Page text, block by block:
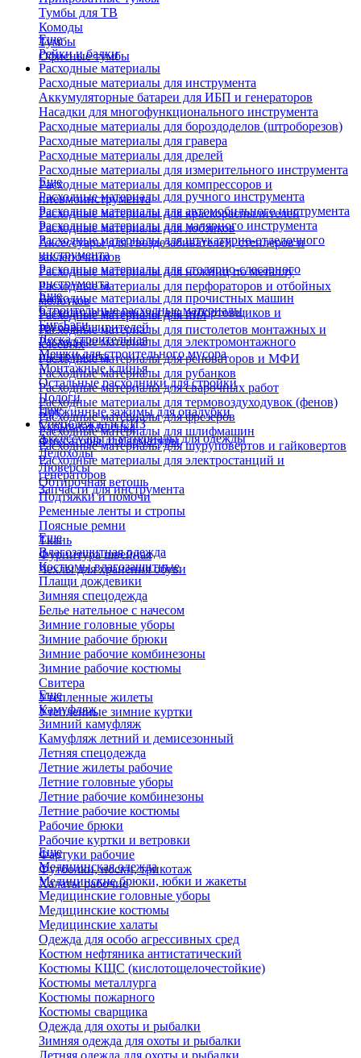
Тумбы для ТВ
Комоды
Тумбы
Офисные тумбы
Еще
Рейки и балки
Расходные материалы
Расходные материалы для инструмента
Аккумуляторные батареи для ИБП и генераторов
Насадки для многофункционального инструмента
Расходные материалы для бороздоделов (штроборезов)
Расходные материалы для гравера
Расходные материалы для дрелей
Расходные материалы для измерительного инструмента
Расходные материалы для компрессоров и
пневмоинструмента
Расходные материалы для краскораспылителей
Расходные материалы для лобзиков
Аксессуары для гвоздезабивателей, степлеров и
заклепочников
Расходные материалы для ножниц по металлу
Расходные материалы для перфораторов и отбойных
молотков
Расходные материалы для пил
Расходные материалы для пистолетов монтажных и
клеевых
Расходные материалы для реноваторов и МФИ
Расходные материалы для рубанков
Расходные материалы для сварочных работ
Расходные материалы для термовоздуходувок (фенов)
Расходные материалы для фрезеров
Расходные материалы для шлифмашин
Расходные материалы для шуруповертов и гайковертов
Расходные материалы для электростанций и
генераторов
Запчасти для инструмента
Еще
Расходные материалы для ручного инструмента
Расходные материалы для автомобильного инструмента
Расходные материалы для малярного инструмента
Расходные материалы для штукатурно-отделочного
инструмента
Расходные материалы для столярно-слесарного
инструмента
Расходные материалы для прочистных машин
Расходные материалы для отбортовщиков и
труборасширителей
Расходные материалы для электромонтажного
инструмента
Еще
Строительные расходные материалы
Биг-Бэги
Леска строительная
Мешки для строительного мусора
Монтажные клинья
Остальные расходники для стройки
Пологи
Пружинные зажимы для опалубки
Укрывная пленка
Фиксаторы для арматуры
Еще
Спецодежда и СИЗ
Аксессуары и материалы для одежды
Ледоходы
Люверсы
Обтирочная ветошь
Подтяжки и помочи
Ременные ленты и стропы
Поясные ремни
Ткань
Фурнитура швейная
Чехлы для хранения обуви
Еще
Влагозащитная одежда
Костюмы влагозащитные
Плащи дождевики
Зимняя спецодежда
Белье нательное с начесом
Зимние головные уборы
Зимние рабочие брюки
Зимние рабочие комбинезоны
Зимние рабочие костюмы
Свитера
Утепленные жилеты
Утепленные зимние куртки
Еще
Камуфляж
Зимний камуфляж
Камуфляж летний и демисезонный
Летняя спецодежда
Летние жилеты рабочие
Летние головные уборы
Летние рабочие комбинезоны
Летние рабочие костюмы
Рабочие брюки
Рабочие куртки и ветровки
Фартуки рабочие
Футболки, носки, трикотаж
Халаты рабочие
Еще
Медицинская одежда
Медицинские брюки, юбки и жакеты
Медицинские головные уборы
Медицинские костюмы
Медицинские халаты
Одежда для особо агрессивных сред
Костюм нефтяника антистатический
Костюмы КЩС (кислотощелочестойкие)
Костюмы металлурга
Костюмы пожарного
Костюмы сварщика
Одежда для охоты и рыбалки
Зимняя одежда для охоты и рыбалки
Летняя одежда для охоты и рыбалки